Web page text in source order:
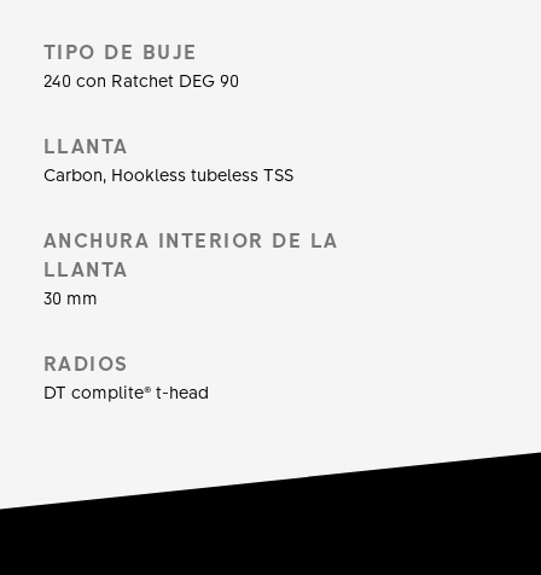
through singletrack or heading into the unknown,
this wheelset delivers the pop and control to
the form will follow the flow.
TIPO DE BUJE
240 con Ratchet DEG 90
LLANTA
Carbon, Hookless tubeless TSS
ANCHURA INTERIOR DE LA
LLANTA
30 mm
RADIOS
DT complite® t-head